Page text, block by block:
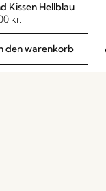
Kissen Hellblau
kr.
den warenkorb